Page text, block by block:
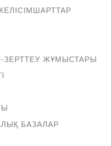
ЗЕРТТЕУ ЖҰМЫСТАРЫ
БАЗАЛАР